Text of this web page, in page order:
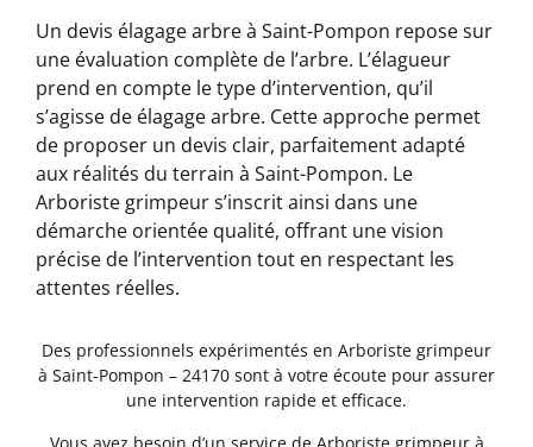
Un devis élagage arbre à Saint-Pompon repose sur
une évaluation complète de l’arbre. L’élagueur
prend en compte le type d’intervention, qu’il
s’agisse de élagage arbre. Cette approche permet
de proposer un devis clair, parfaitement adapté
aux réalités du terrain à Saint-Pompon. Le
Arboriste grimpeur s’inscrit ainsi dans une
démarche orientée qualité, offrant une vision
précise de l’intervention tout en respectant les
attentes réelles.
Des professionnels expérimentés en Arboriste grimpeur
à Saint-Pompon – 24170 sont à votre écoute pour assurer
une intervention rapide et efficace.
Vous avez besoin d’un service de Arboriste grimpeur à